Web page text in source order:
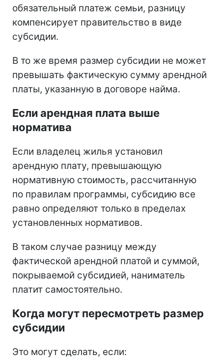
обязательный платеж семьи, разницу
компенсирует правительство в виде
субсидии.
В то же время размер субсидии не может
превышать фактическую сумму арендной
платы, указанную в договоре найма.
Если арендная плата выше
норматива
Если владелец жилья установил
арендную плату, превышающую
нормативную стоимость, рассчитанную
по правилам программы, субсидию все
равно определяют только в пределах
установленных нормативов.
В таком случае разницу между
фактической арендной платой и суммой,
покрываемой субсидией, наниматель
платит самостоятельно.
Когда могут пересмотреть размер
субсидии
Это могут сделать, если: